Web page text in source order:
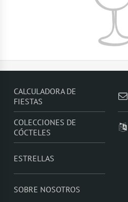
CALCULADORA DE
FIESTAS
COLECCIONES DE
CÓCTELES
ESTRELLAS
SOBRE NOSOTROS